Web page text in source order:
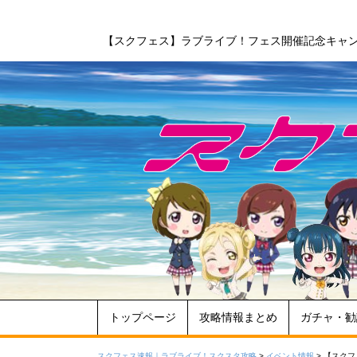
【スクフェス】ラブライブ！フェス開催記念キャ
トップページ 攻略情報まとめ ガチャ・